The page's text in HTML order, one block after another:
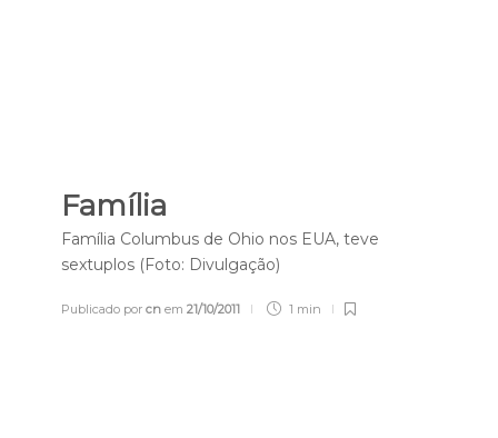
Família
Família Columbus de Ohio nos EUA, teve
sextuplos (Foto: Divulgação)
Publicado por cn em 21/10/2011 1 min